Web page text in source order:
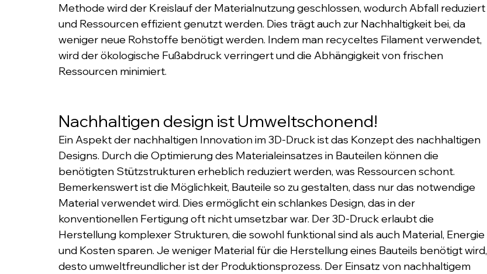
Methode wird der Kreislauf der Materialnutzung geschlossen, wodurch Abfall reduziert
und Ressourcen effizient genutzt werden. Dies trägt auch zur Nachhaltigkeit bei, da
weniger neue Rohstoffe benötigt werden. Indem man recyceltes Filament verwendet,
wird der ökologische Fußabdruck verringert und die Abhängigkeit von frischen
Ressourcen minimiert.
Nachhaltigen design ist Umweltschonend!
Ein Aspekt der nachhaltigen Innovation im 3D-Druck ist das Konzept des nachhaltigen
Designs. Durch die Optimierung des Materialeinsatzes in Bauteilen können die
benötigten Stützstrukturen erheblich reduziert werden, was Ressourcen schont.
Bemerkenswert ist die Möglichkeit, Bauteile so zu gestalten, dass nur das notwendige
Material verwendet wird. Dies ermöglicht ein schlankes Design, das in der
konventionellen Fertigung oft nicht umsetzbar war. Der 3D-Druck erlaubt die
Herstellung komplexer Strukturen, die sowohl funktional sind als auch Material, Energie
und Kosten sparen. Je weniger Material für die Herstellung eines Bauteils benötigt wird,
desto umweltfreundlicher ist der Produktionsprozess. Der Einsatz von nachhaltigem